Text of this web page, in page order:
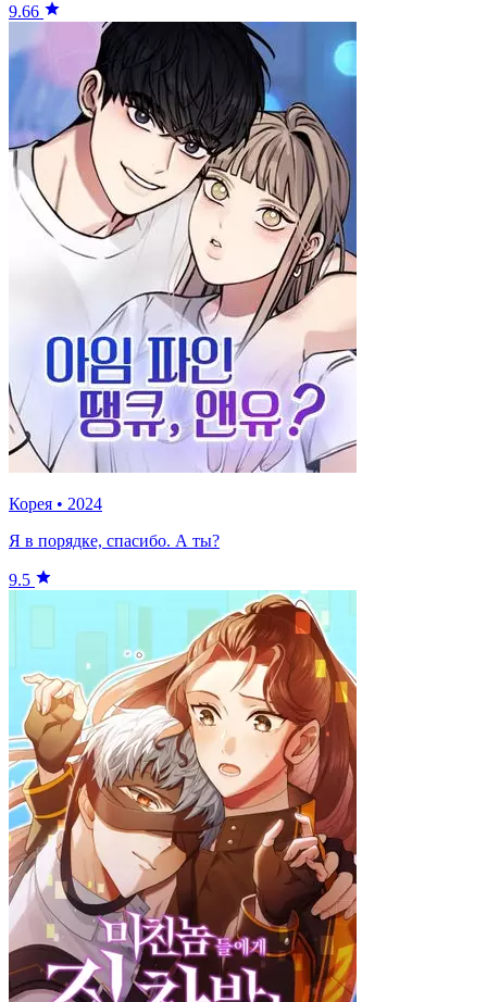
9.66
Корея • 2024
Я в порядке, спасибо. А ты?
9.5